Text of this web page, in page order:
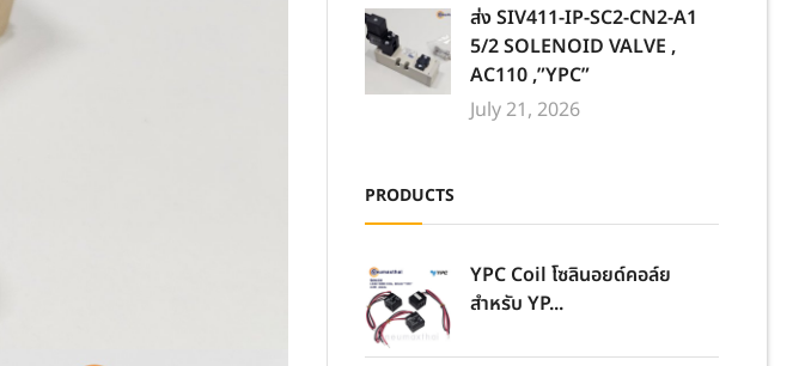
ส่ง SIV411-IP-SC2-CN2-A1
5/2 SOLENOID VALVE ,
AC110 ,”YPC”
July 21, 2026
PRODUCTS
YPC Coil โซลินอยด์คอล์ย
สำหรับ YP...